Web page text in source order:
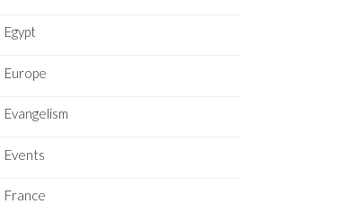
Egypt
Europe
Evangelism
Events
France